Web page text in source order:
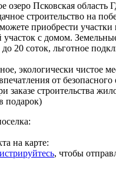
озеро Псковская область
строительство на
приобрести участки
с домом.
20 соток, льготное
экологически чистое
от безопасного
заказе строительства
подарок)
на карте:
, чтобы